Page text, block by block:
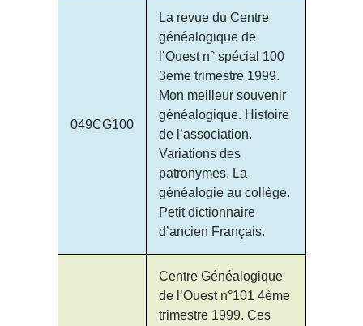
049CG100
La revue du Centre
généalogique de
l’Ouest n° spécial 100
3eme trimestre 1999.
Mon meilleur souvenir
généalogique. Histoire
de l’association.
Variations des
patronymes. La
généalogie au collège.
Petit dictionnaire
d’ancien Français.
Centre Généalogique
de l’Ouest n°101 4ème
trimestre 1999. Ces